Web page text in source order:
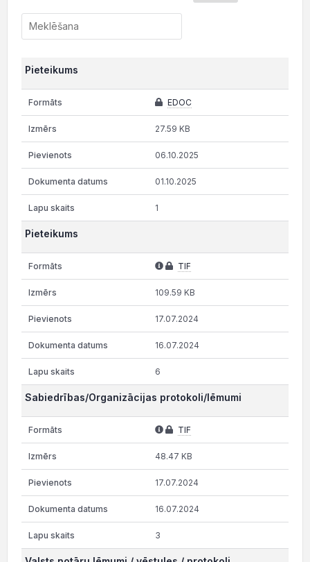
Pieteikums
EDOC
27.59 KB
06.10.2025
01.10.2025
1
Pieteikums
TIF
109.59 KB
17.07.2024
16.07.2024
6
Sabiedrības/Organizācijas protokoli/lēmumi
TIF
48.47 KB
17.07.2024
16.07.2024
3